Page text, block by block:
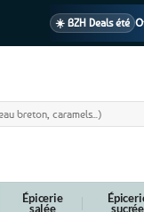
☀️ BZH Deals été
Épicerie
salée sucrée